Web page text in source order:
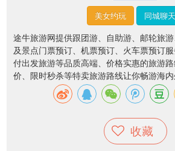
美女约玩 同城聊天
途牛旅游网提供跟团游、自助游、邮轮旅
及景点门票预订、机票预订、火车票预订
付出发旅游等品质高端、价格实惠的旅游
价、限时秒杀等特卖旅游路线让你畅游海内
收藏